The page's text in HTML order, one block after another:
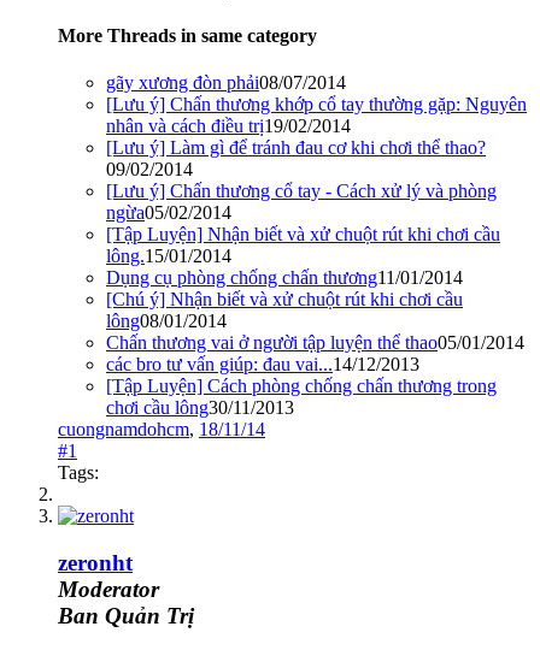
More Threads in same category
gãy xương đòn phải08/07/2014
[Lưu ý] Chấn thương khớp cổ tay thường gặp: Nguyên
nhân và cách điều trị19/02/2014
[Lưu ý] Làm gì để tránh đau cơ khi chơi thể thao?
09/02/2014
[Lưu ý] Chấn thương cổ tay - Cách xử lý và phòng
ngừa05/02/2014
[Tập Luyện] Nhận biết và xử chuột rút khi chơi cầu
lông.15/01/2014
Dụng cụ phòng chống chấn thương11/01/2014
[Chú ý] Nhận biết và xử chuột rút khi chơi cầu
lông08/01/2014
Chấn thương vai ở người tập luyện thể thao05/01/2014
các bro tư vấn giúp: đau vai...14/12/2013
[Tập Luyện] Cách phòng chống chấn thương trong
chơi cầu lông30/11/2013
cuongnamdohcm, 18/11/14
#1
Tags:
zeronht
Moderator
Ban Quản Trị